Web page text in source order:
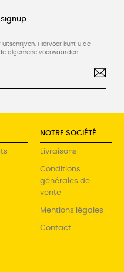
signup
Hiervoor kunt u de
algemene voorwaarden.
NOTRE SOCIÉTÉ
Livraisons
Conditions
générales de
vente
Mentions légales
Contact